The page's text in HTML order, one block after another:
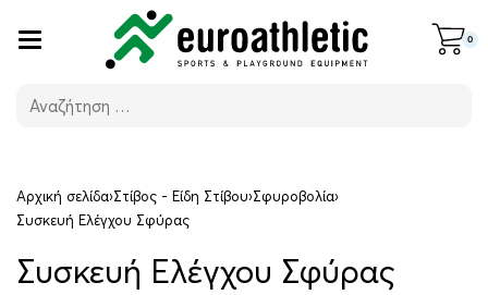
0
Αρχική σελίδα›Στίβος - Είδη Στίβου›Σφυροβολία›
Συσκευή Ελέγχου Σφύρας
Συσκευή Ελέγχου Σφύρας